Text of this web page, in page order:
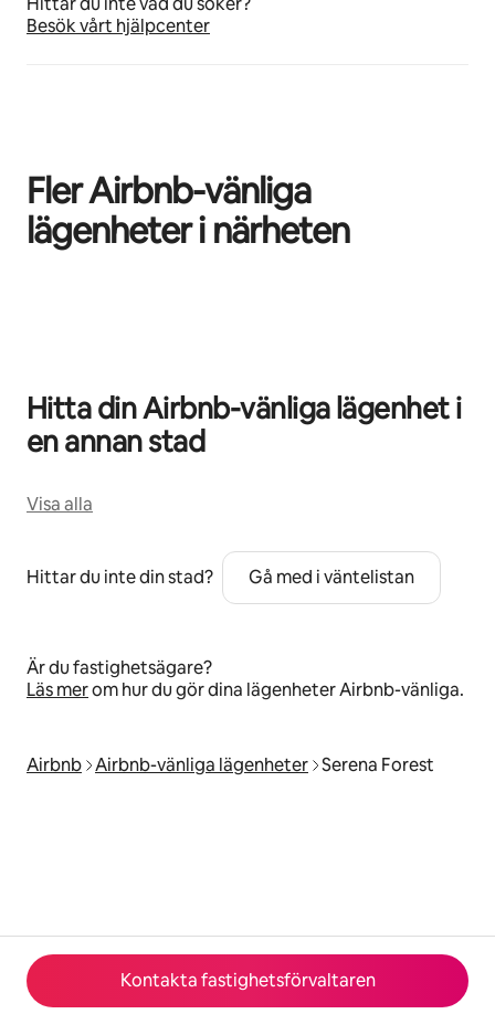
Kontakta fastighetsförvaltaren
Besök vårt hjälpcenter
Fler Airbnb-vänliga
lägenheter i närheten
Hitta din Airbnb-vänliga lägenhet i
en annan stad
Visa alla
Hittar du inte din stad? Gå med i väntelistan
Är du fastighetsägare?
Läs merom hur du gör dina lägenheter Airbnb-vänliga.
Airbnb Airbnb-vänliga lägenheter Serena Forest